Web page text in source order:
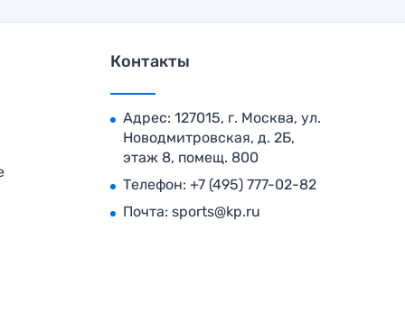
Контакты
Адрес: 127015, г. Москва, ул.
Новодмитровская, д. 2Б,
этаж 8, помещ. 800
Телефон: +7 (495) 777-02-82
Почта: sports@kp.ru